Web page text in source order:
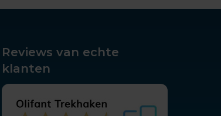
Reviews van echte
klanten